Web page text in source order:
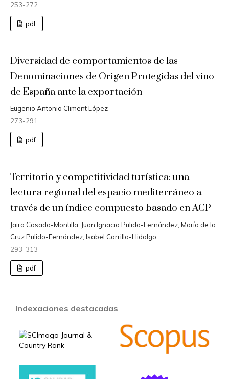
253-272
pdf
Diversidad de comportamientos de las
Denominaciones de Origen Protegidas del vino
de España ante la exportación
Eugenio Antonio Climent López
273-291
pdf
Territorio y competitividad turística: una
lectura regional del espacio mediterráneo a
través de un índice compuesto basado en ACP
Jairo Casado-Montilla, Juan Ignacio Pulido-Fernández, María de la
Cruz Pulido-Fernández, Isabel Carrillo-Hidalgo
293-313
pdf
Indexaciones destacadas